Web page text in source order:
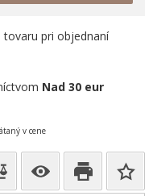
pri objednaní
Nad 30 eur
v cene